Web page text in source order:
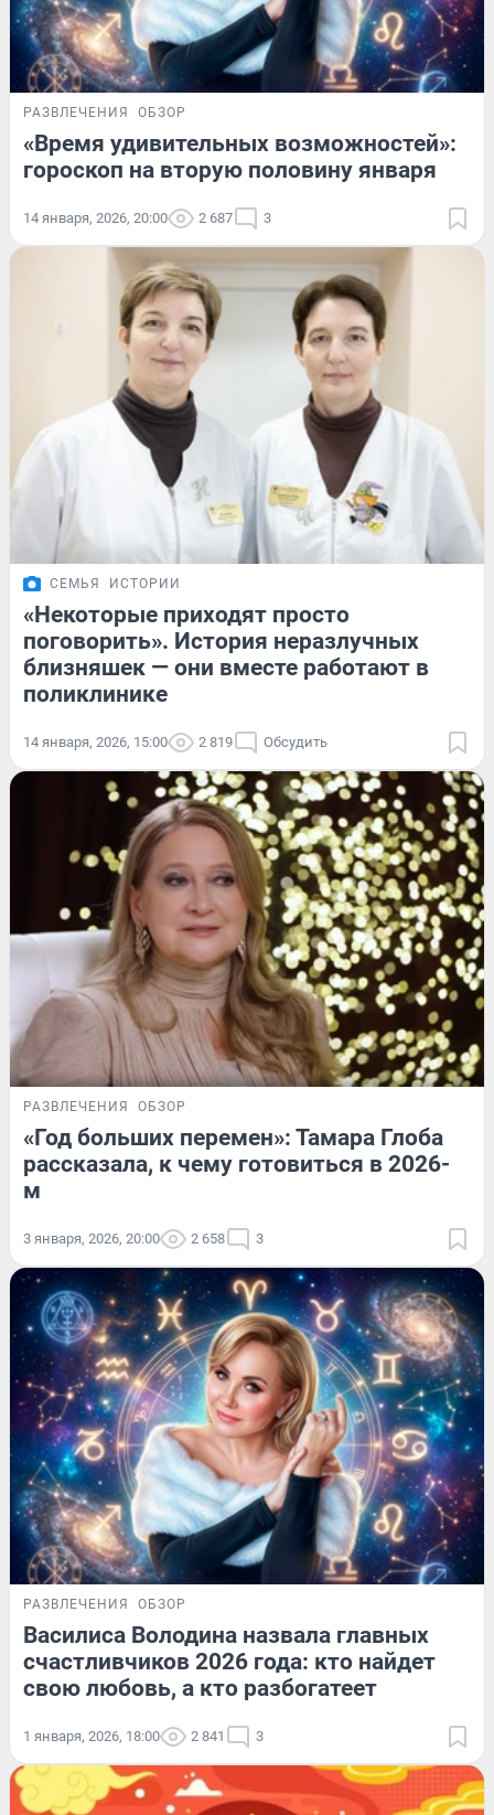
РАЗВЛЕЧЕНИЯ ОБЗОР
«Время удивительных возможностей»:
гороскоп на вторую половину января
14 января, 2026, 20:00 2 687 3
СЕМЬЯ ИСТОРИИ
«Некоторые приходят просто
поговорить». История неразлучных
близняшек — они вместе работают в
поликлинике
14 января, 2026, 15:00 2 819 Обсудить
РАЗВЛЕЧЕНИЯ ОБЗОР
«Год больших перемен»: Тамара Глоба
рассказала, к чему готовиться в 2026-
м
3 января, 2026, 20:00 2 658 3
РАЗВЛЕЧЕНИЯ ОБЗОР
Василиса Володина назвала главных
счастливчиков 2026 года: кто найдет
свою любовь, а кто разбогатеет
1 января, 2026, 18:00 2 841 3